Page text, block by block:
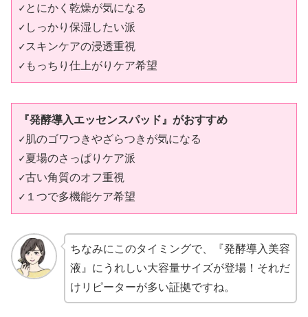
✓とにかく乾燥が気になる
✓しっかり保湿したい派
✓スキンケアの浸透重視
✓もっちり仕上がりケア希望
『発酵導入エッセンスパッド』がおすすめ
✓肌のゴワつきやざらつきが気になる
✓夏場のさっぱりケア派
✓古い角質のオフ重視
✓１つで多機能ケア希望
ちなみにこのタイミングで、『発酵導入美容
液』にうれしい大容量サイズが登場！それだ
けリピーターが多い証拠ですね。